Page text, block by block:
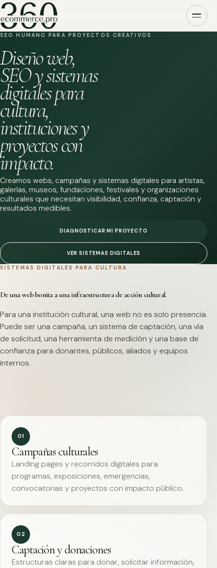
SEO HUMANO PARA PROYECTOS CREATIVOS
Diseño web,
SEO y sistemas
digitales para
cultura,
instituciones y
proyectos con
impacto.
Creamos webs, campañas y sistemas digitales para artistas,
galerías, museos, fundaciones, festivales y organizaciones
culturales que necesitan visibilidad, confianza, captación y
resultados medibles.
DIAGNOSTICAR MI PROYECTO
VER SISTEMAS DIGITALES
SISTEMAS DIGITALES PARA CULTURA
De una web bonita a una infraestructura de acción cultural.
Para una institución cultural, una web no es solo presencia.
Puede ser una campaña, un sistema de captación, una vía
de solicitud, una herramienta de medición y una base de
confianza para donantes, públicos, aliados y equipos
internos.
01
Campañas culturales
Landing pages y recorridos digitales para
programas, exposiciones, emergencias,
convocatorias y proyectos con impacto público.
02
Captación y donaciones
Estructuras claras para donar, solicitar información,